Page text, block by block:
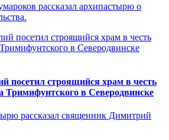
рассказал архипастырю о
посетил строящийся храм в честь
Тримифунтского в Северодвинске
рассказал священник Димитрий